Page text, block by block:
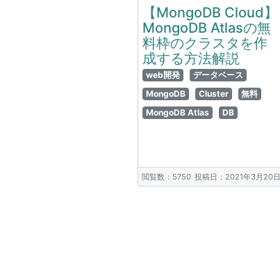
【MongoDB Cloud】
MongoDB Atlasの無
料枠のクラスタを作
成する方法解説
web開発
データベース
MongoDB
Cluster
無料
MongoDB Atlas
DB
閲覧数：5750 投稿日：2021年3月20日